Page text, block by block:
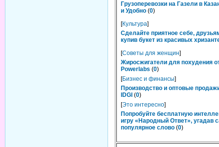
Грузоперевозки на Газели в
и Удобно (0)
[Культура]
Сделайте приятное себе,
купив букет из красивых
[Советы для женщин]
Жиросжигатели для похудения
Powerlabs (0)
[Бизнес и финансы]
Производство и оптовые
IDGI (0)
[Это интересно]
Попробуйте бесплатную
игру «Народный Ответ», угадав
популярное слово (0)